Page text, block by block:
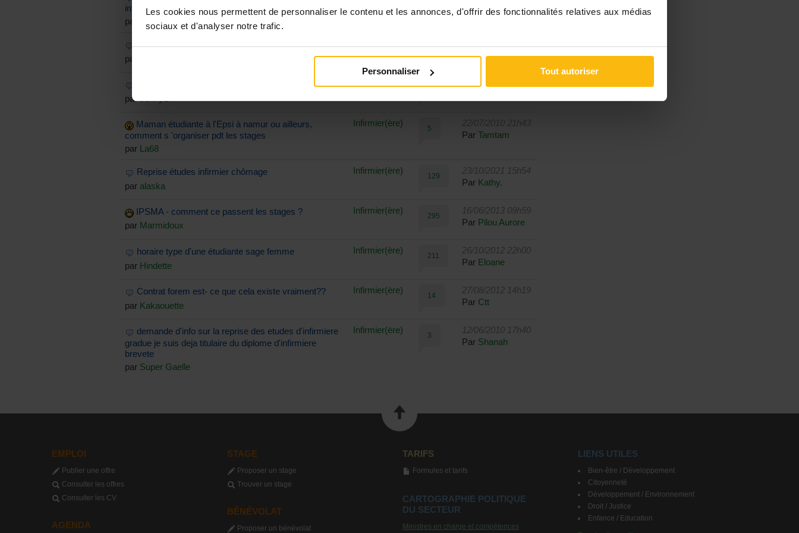
Les cookies nous permettent de personnaliser le contenu et les annonces, d'offrir des fonctionnalités relatives aux médias
sociaux et d'analyser notre trafic.
Personnaliser Tout autoriser
infirmiere à huy ?
par
Krystall066
Par Vivi4300
infirmier breveté
par
11
ParJenny1
parJenny1
0
05/08/2010 07h58
Maman étudiante à l'Epsi à namur ou ailleurs,
comment s 'organiser pdt les stages
par La68
Infirmier(ère)
5
22/07/2010 21h43
Par Tamtam
Reprise études infirmier chômage
par alaska
Infirmier(ère)
129
23/10/2021 15h54
Par Kathy.
IPSMA - comment ce passent les stages ?
par Marmidoux
Infirmier(ère)
295
16/06/2013 09h59
Par Pilou Aurore
horaire type d'une étudiante sage femme
par Hindette
Infirmier(ère)
211
26/10/2012 22h00
Par Eloane
Contrat forem est- ce que cela existe vraiment??
par Kakaouette
Infirmier(ère)
14
27/08/2012 14h19
Par Ctt
demande d'info sur la reprise des etudes d'infirmiere
gradue je suis deja titulaire du diplome d'infirmiere
brevete
par Super Gaelle
Infirmier(ère)
3
12/06/2010 17h40
Par Shanah
EMPLOI
Publier une offre
Consulter les offres
Consulter les CV
AGENDA
STAGE
Proposer un stage
Trouver un stage
BÉNÉVOLAT
Proposer un bénévolat
TARIFS
Formules et tarifs
CARTOGRAPHIE POLITIQUE
DU SECTEUR
Ministres en charge et compétences
LIENS UTILES
Bien-être / Développement
Citoyenneté
Développement / Environnement
Droit / Justice
Enfance / Education